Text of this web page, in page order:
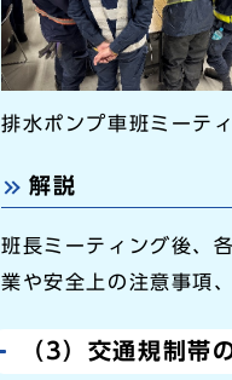
排水ポンプ車班ミーテ
解説
班長ミーティング後、
業や安全上の注意事項
（3）交通規制帯